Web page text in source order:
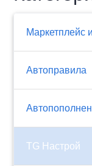
Маркетплейс
Автоправила
TG Настрой